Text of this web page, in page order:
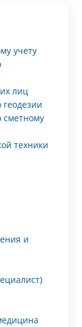
учету
лиц
сметному
техники
и